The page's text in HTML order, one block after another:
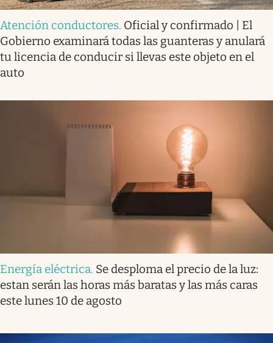
Atención conductores. Oficial y confirmado | El
Gobierno examinará todas las guanteras y anulará
tu licencia de conducir si llevas este objeto en el
auto
Energía eléctrica. Se desploma el precio de la luz:
estan serán las horas más baratas y las más caras
este lunes 10 de agosto